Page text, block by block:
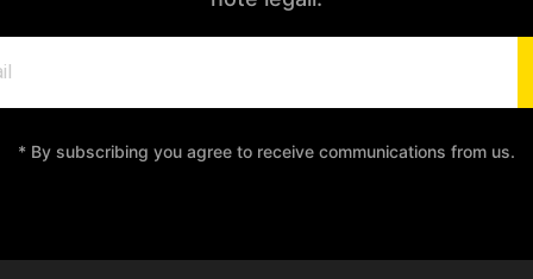
* By subscribing you agree to receive communications from us.